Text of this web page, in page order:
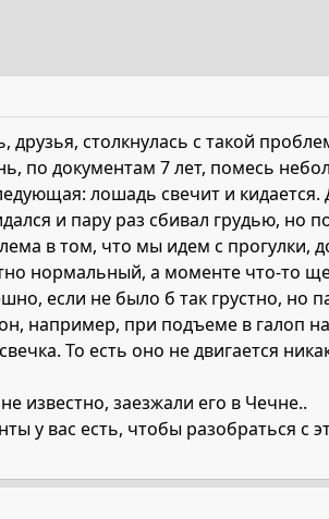
друзья, столкнулась с такой
по документам 7 лет, помесь
лошадь свечит и кидается.
и пару раз сбивал грудью, но
в том, что мы идем с прогулки,
нормальный, а моменте что-то
если не было б так грустно, но
например, при подъеме в галоп
То есть оно не двигается
известно, заезжали его в Чечне..
у вас есть, чтобы разобраться